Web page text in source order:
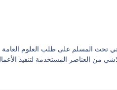
تحث المسلم على طلب العلوم العامة
من العناصر المستخدمة لتنفيذ